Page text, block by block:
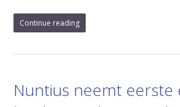
Continue reading
Nuntius neemt eerste